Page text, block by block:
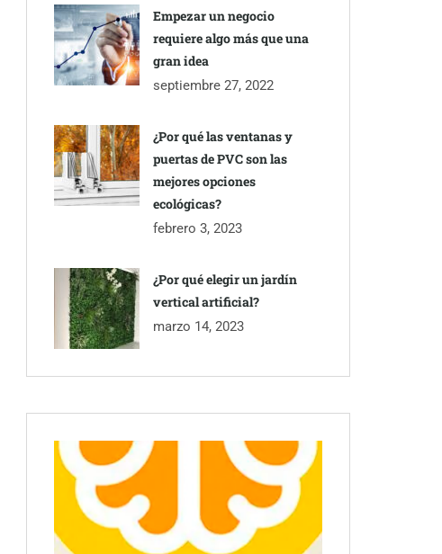
Empezar un negocio
requiere algo más que una
gran idea
septiembre 27, 2022
¿Por qué las ventanas y
puertas de PVC son las
mejores opciones
ecológicas?
febrero 3, 2023
¿Por qué elegir un jardín
vertical artificial?
marzo 14, 2023